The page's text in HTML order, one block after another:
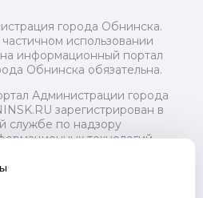
города Обнинска.
использовании
информационный портал
Обнинска обязательна.
Администрации города
зарегистрирован в
службе по надзору
технологий
(Роскомнадзор) 24 июля
года.
Эл № ФС77-73321